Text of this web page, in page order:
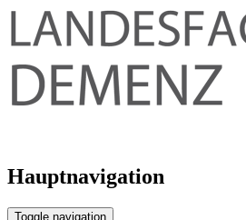
Hauptnavigation
Toggle navigation